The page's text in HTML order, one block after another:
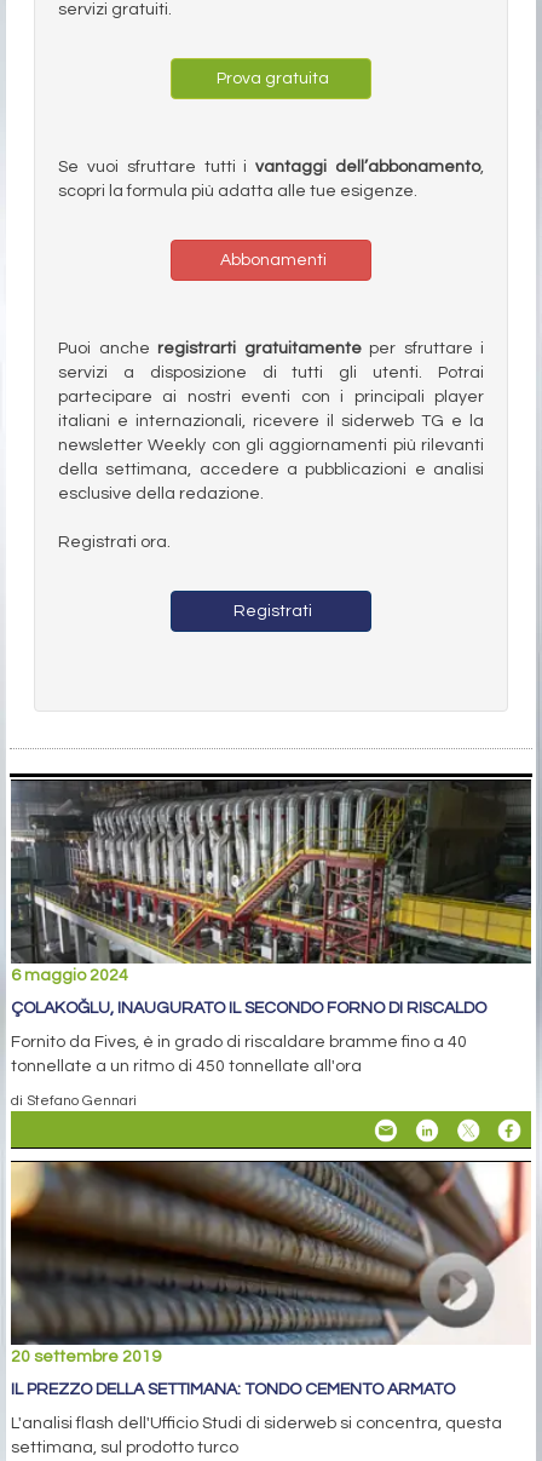
servizi gratuiti.
Prova gratuita
Se vuoi sfruttare tutti ivantaggi dell’abbonamento,
scopri la formula più adatta alle tue esigenze.
Abbonamenti
Puoi anche registrarti gratuitamenteper sfruttare i
servizi a disposizione di tutti gli utenti. Potrai
partecipare ai nostri eventi con i principali player
italiani e internazionali, ricevere il siderweb TG e la
newsletter Weekly con gli aggiornamenti più rilevanti
della settimana, accedere a pubblicazioni e analisi
esclusive della redazione.
Registrati ora.
Registrati
6 maggio 2024
ÇOLAKOĞLU, INAUGURATO IL SECONDO FORNO DI RISCALDO
Fornito da Fives, è in grado di riscaldare bramme fino a 40
tonnellate a un ritmo di 450 tonnellate all'ora
di Stefano Gennari
20 settembre 2019
IL PREZZO DELLA SETTIMANA: TONDO CEMENTO ARMATO
L'analisi flash dell'Ufficio Studi di siderweb si concentra, questa
settimana, sul prodotto turco